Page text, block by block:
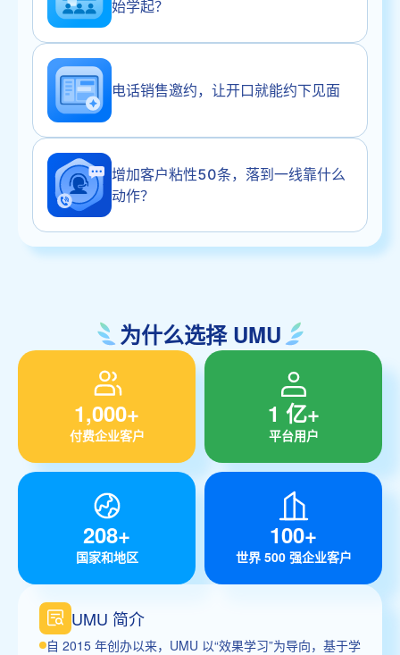
始学起？
电话销售邀约，让开口就能约下见面
增加客户粘性50条，落到一线靠什么
动作？
为什么选择 UMU
1,000+
付费企业客户
1 亿+
平台用户
208+
国家和地区
100+
世界 500 强企业客户
UMU 简介
自 2015 年创办以来，UMU 以“效果学习”为导向，基于学